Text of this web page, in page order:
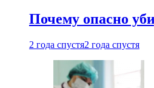
Почему опасно
2 года спустя2 года спустя